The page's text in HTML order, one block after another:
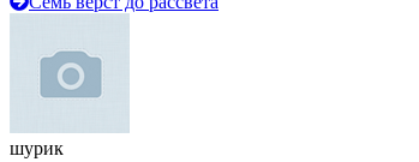
шурик